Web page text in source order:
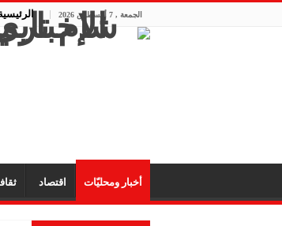
الجمعة , 7 أغسطس 2026
أخبار ومحليّات اقتصاد